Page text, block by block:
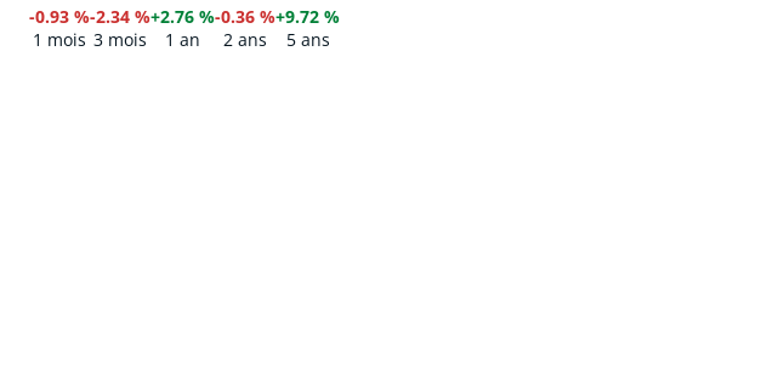
-0.93 %
1 mois
-2.34 %
3 mois
+2.76 %
1 an
-0.36 %
2 ans
+9.72 %
5 ans